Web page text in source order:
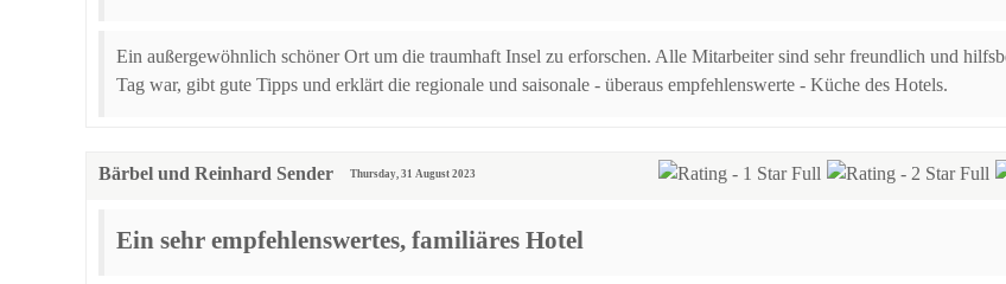
Ein außergewöhnlich schöner Ort um die traumhaft Insel zu erforschen. Alle Mitarbeiter sind sehr freundlich und
Tag war, gibt gute Tipps und erklärt die regionale und saisonale - überaus empfehlenswerte - Küche des Hotels.
Bärbel und Reinhard Sender Thursday, 31 August 2023
Ein sehr empfehlenswertes, familiäres Hotel